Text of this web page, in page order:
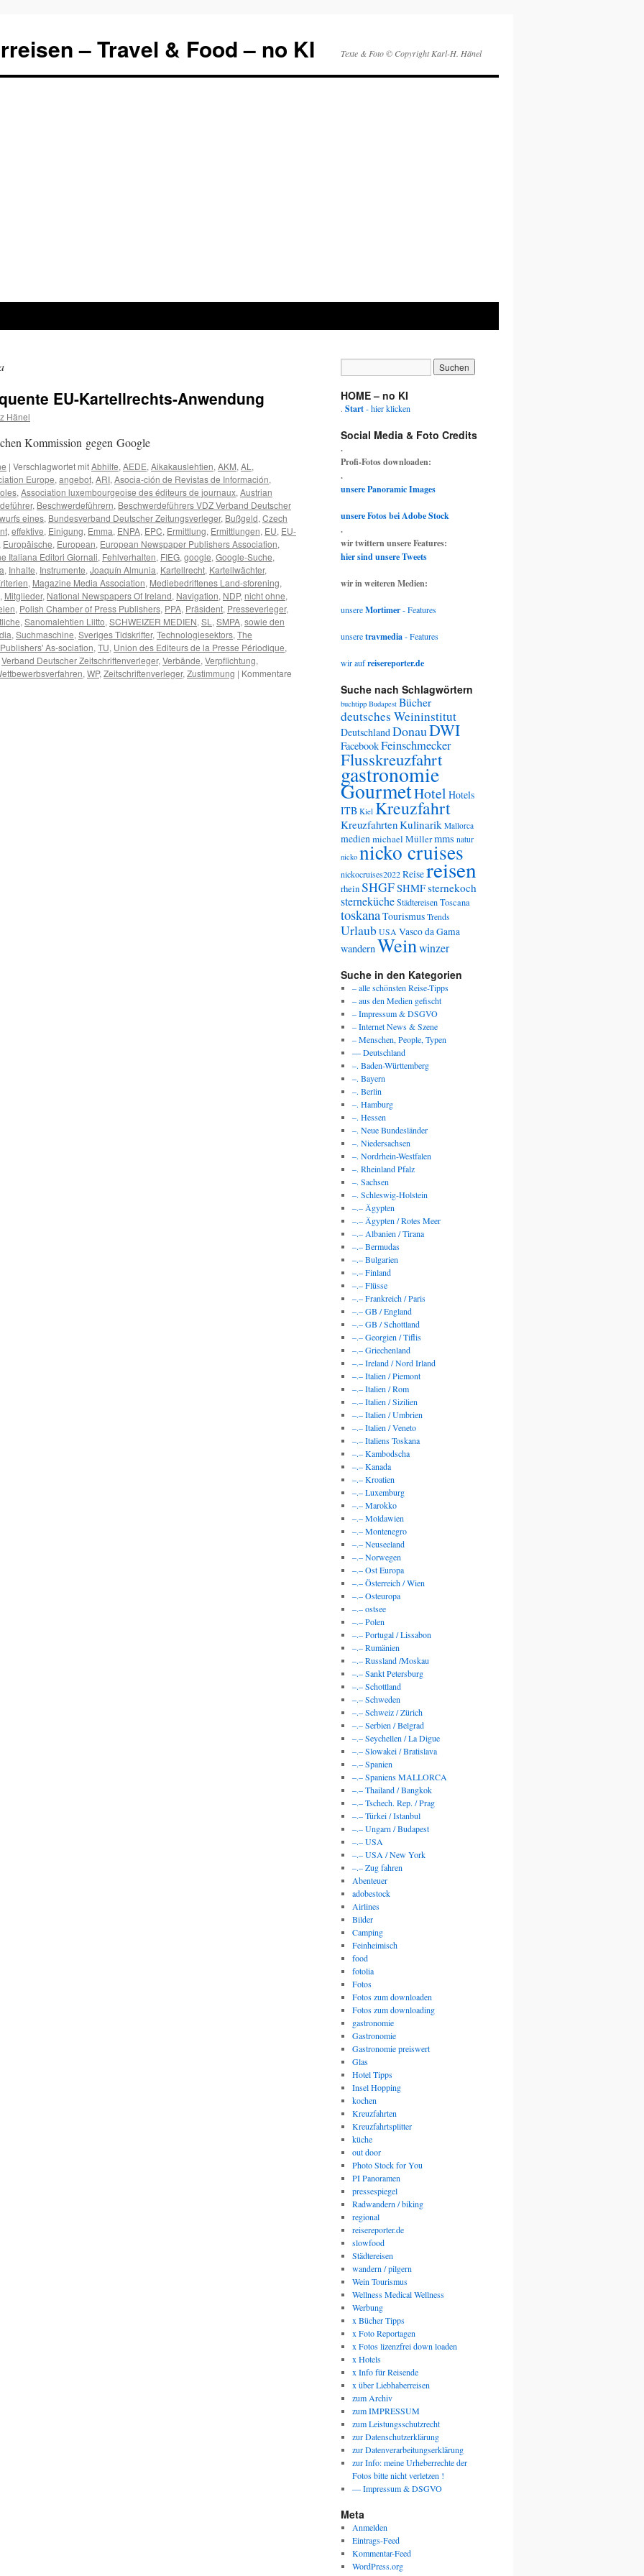
– Travel & Food – no KI Texte & Foto © Copyright Karl-H. Hänel
EU-Kartellrechts-Anwendung
Hänel
Kommission gegen Google
| Verschlagwortet mitAbhilfe, AEDE, Aikakauslehtien, AKM, AL ,
Europe, angebot, ARI, Asocia-ción de Revistas de Información,
, Association luxembourgeoise des éditeurs de journaux, Austrian
, Beschwerdeführern, Beschwerdeführers VDZ Verband Deutscher
eines, Bundesverband Deutscher Zeitungsverleger, Bußgeld, Czech
, effektive, Einigung, Emma, ENPA, EPC, Ermittlung, Ermittlungen, EU, EU-
Europäische, European, European Newspaper Publishers Association,
Italiana Editori Giornali, Fehlverhalten, FIEG, google, Google-Suche,
, Inhalte, Instrumente, Joaquín Almunia, Kartellrecht, Kartellwächter,
, Magazine Media Association, Mediebedriftenes Land-sforening,
, Mitglieder, National Newspapers Of Ireland, Navigation, NDP, nicht ohne,
, Polish Chamber of Press Publishers, PPA, Präsident, Presseverleger,
, Sanomalehtien Liitto, SCHWEIZER MEDIEN, SL , SMPA, sowie den
, Suchmaschine, Sveriges Tidskrifter, Technologiesektors, The
As-sociation, TU, Union des Editeurs de la Presse Périodique,
Verband Deutscher Zeitschriftenverleger, Verbände, Verpflichtung,
, WP, Zeitschriftenverleger, Zustimmung | Kommentare
HOME – no KI
. Start- hier klicken
Social Media & Foto Credits
.
Profi-Fotos downloaden:
.
unsere Panoramic Images
unsere Fotos bei Adobe Stock
.
wir twittern unsere Features:
hier sind unsere Tweets
wir in weiteren Medien:
unsereMortimer- Features
unseretravmedia- Features
wir aufreisereporter.de
Suche nach Schlagwörtern
buchtipp Budapest Bücher
deutsches Weininstitut
DeutschlandDonauDWI
FacebookFeinschmecker
Flusskreuzfahrt
gastronomie
GourmetHotel Hotels
ITB Kiel Kreuzfahrt
KreuzfahrtenKulinarik Mallorca
medienmichael Müllermms natur
nicko nicko cruises
nickocruises2022Reisereisen
rheinSHGFSHMFsternekoch
sternekücheStädtereisenToscana
toskanaTourismus Trends
Urlaub USA Vasco da Gama
wandernWeinwinzer
Suche in den Kategorien
– alle schönsten Reise-Tipps
– aus den Medien gefischt
– Impressum & DSGVO
– Internet News & Szene
– Menschen, People, Typen
— Deutschland
–. Baden-Württemberg
–. Bayern
–. Berlin
–. Hamburg
–. Hessen
–. Neue Bundesländer
–. Niedersachsen
–. Nordrhein-Westfalen
–. Rheinland Pfalz
–. Sachsen
–. Schleswig-Holstein
–.– Ägypten
–.– Ägypten / Rotes Meer
–.– Albanien / Tirana
–.– Bermudas
–.– Bulgarien
–.– Finland
–.– Flüsse
–.– Frankreich / Paris
–.– GB / England
–.– GB / Schottland
–.– Georgien / Tiflis
–.– Griechenland
–.– Ireland / Nord Irland
–.– Italien / Piemont
–.– Italien / Rom
–.– Italien / Sizilien
–.– Italien / Umbrien
–.– Italien / Veneto
–.– Italiens Toskana
–.– Kambodscha
–.– Kanada
–.– Kroatien
–.– Luxemburg
–.– Marokko
–.– Moldawien
–.– Montenegro
–.– Neuseeland
–.– Norwegen
–.– Ost Europa
–.– Österreich / Wien
–.– Osteuropa
–.– ostsee
–.– Polen
–.– Portugal / Lissabon
–.– Rumänien
–.– Russland /Moskau
–.– Sankt Petersburg
–.– Schottland
–.– Schweden
–.– Schweiz / Zürich
–.– Serbien / Belgrad
–.– Seychellen / La Digue
–.– Slowakei / Bratislava
–.– Spanien
–.– Spaniens MALLORCA
–.– Thailand / Bangkok
–.– Tschech. Rep. / Prag
–.– Türkei / Istanbul
–.– Ungarn / Budapest
–.– USA
–.– USA / New York
–.– Zug fahren
Abenteuer
adobestock
Airlines
Bilder
Camping
Feinheimisch
food
fotolia
Fotos
Fotos zum downloaden
Fotos zum downloading
gastronomie
Gastronomie
Gastronomie preiswert
Glas
Hotel Tipps
Insel Hopping
kochen
Kreuzfahrten
Kreuzfahrtsplitter
küche
out door
Photo Stock for You
PI Panoramen
pressespiegel
Radwandern / biking
regional
reisereporter.de
slowfood
Städtereisen
wandern / pilgern
Wein Tourismus
Wellness Medical Wellness
Werbung
x Bücher Tipps
x Foto Reportagen
x Fotos lizenzfrei down loaden
x Hotels
x Info für Reisende
x über Liebhaberreisen
zum Archiv
zum IMPRESSUM
zum Leistungsschutzrecht
zur Datenschutzerklärung
zur Datenverarbeitungserklärung
zur Info: meine Urheberrechte der
Fotos bitte nicht verletzen !
— Impressum & DSGVO
Meta
Anmelden
Eintrags-Feed
Kommentar-Feed
WordPress.org